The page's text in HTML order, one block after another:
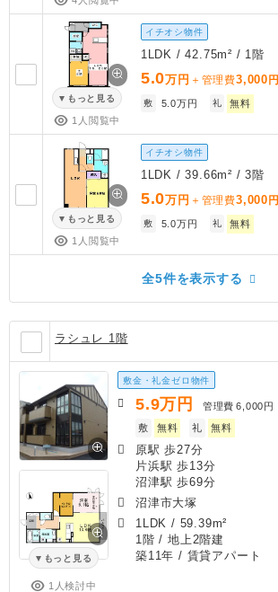
もっと見る
1人閲覧中
イチオシ物件
1LDK / 42.75m² / 1階
5.0万円 ＋管理費3,000 円
敷 5.0万円 礼 無料
もっと見る
1人閲覧中
イチオシ物件
1LDK / 39.66m² / 3階
5.0万円 ＋管理費3,000 円
敷 5.0万円 礼 無料
全5件を表示する
ラシュレ 1階
もっと見る
1人検討中
敷金・礼金ゼロ物件
5.9万円 管理費 6,000円
敷
無料 礼 無料
原駅 歩27分
片浜駅 歩13分
沼津駅 歩69分
沼津市大塚
1LDK / 59.39m²
1階 / 地上2階建
築11年 / 賃貸アパート